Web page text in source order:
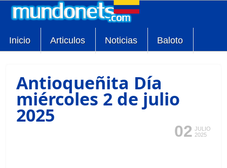
Inicio Articulos Noticias Baloto
Antioqueñita Día
miércoles 2 de julio
2025
02 JULIO
2025